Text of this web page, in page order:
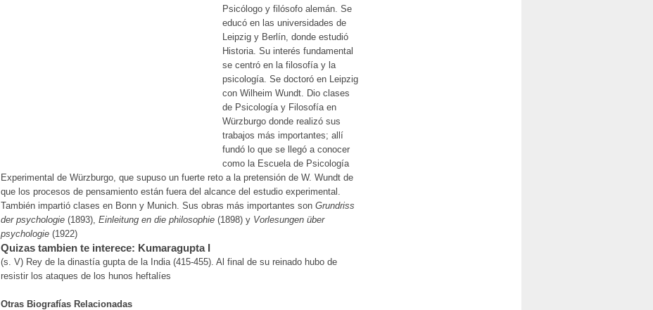
Psicólogo y filósofo alemán. Se
educó en las universidades de
Leipzig y Berlín, donde estudió
Historia. Su interés fundamental
se centró en la filosofía y la
psicología. Se doctoró en Leipzig
con Wilheim Wundt. Dio clases
de Psicología y Filosofía en
Würzburgo donde realizó sus
trabajos más importantes; allí
fundó lo que se llegó a conocer
como la Escuela de Psicología
Experimental de Würzburgo, que supuso un fuerte reto a la pretensión de W. Wundt de
que los procesos de pensamiento están fuera del alcance del estudio experimental.
También impartió clases en Bonn y Munich. Sus obras más importantes son Grundriss
der psychologie (1893), Einleitung en die philosophie (1898) y Vorlesungen über
psychologie (1922)
Quizas tambien te interece: Kumaragupta I
(s. V) Rey de la dinastía gupta de la India (415-455). Al final de su reinado hubo de
resistir los ataques de los hunos heftalíes
Otras Biografías Relacionadas